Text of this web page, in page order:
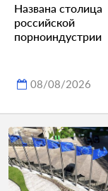
Названа столица
российской
порноиндустрии
08/08/2026